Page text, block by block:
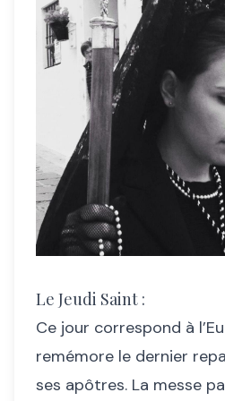
Le Jeudi Saint :
Ce jour correspond à
remémore le dernier
ses apôtres. La messe